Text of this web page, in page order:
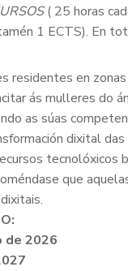
( 25 horas
1 ECTS). En
residentes en
ás mulleres do
as súas
dixital das
tecnolóxicos
que
de 2026